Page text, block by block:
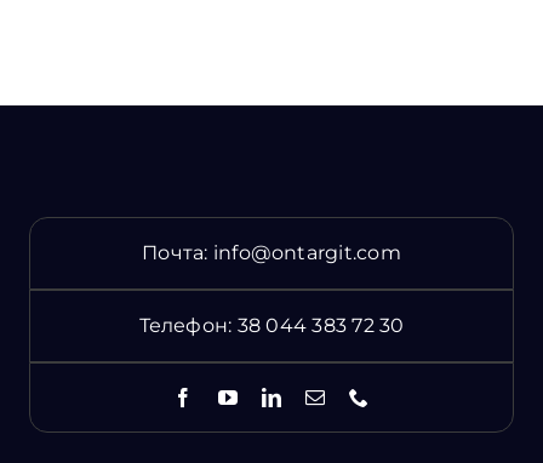
Почта: info@ontargit.com
Телефон: 38 044 383 72 30